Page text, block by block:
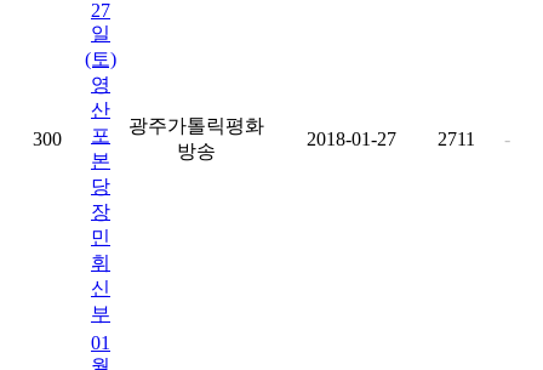
300
27
일
(토)
영
산
포
본
당
장
민
휘
신
부
광주가톨릭평화
방송
2018-01-27 2711 -
01
월